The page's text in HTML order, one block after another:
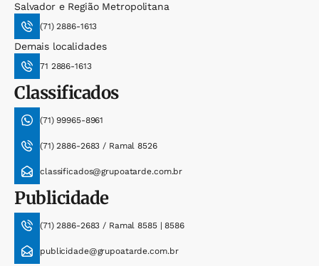
Salvador e Região Metropolitana
(71) 2886-1613
Demais localidades
71 2886-1613
Classificados
(71) 99965-8961
(71) 2886-2683 / Ramal 8526
classificados@grupoatarde.com.br
Publicidade
(71) 2886-2683 / Ramal 8585 | 8586
publicidade@grupoatarde.com.br